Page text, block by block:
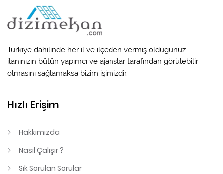
Türkiye dahilinde her il ve ilçeden vermiş olduğunuz
ilanınızın bütün yapımcı ve ajanslar tarafından görülebilir
olmasını sağlamaksa bizim işimizdir.
Hızlı Erişim
Hakkımızda
Nasıl Çalışır ?
Sık Sorulan Sorular